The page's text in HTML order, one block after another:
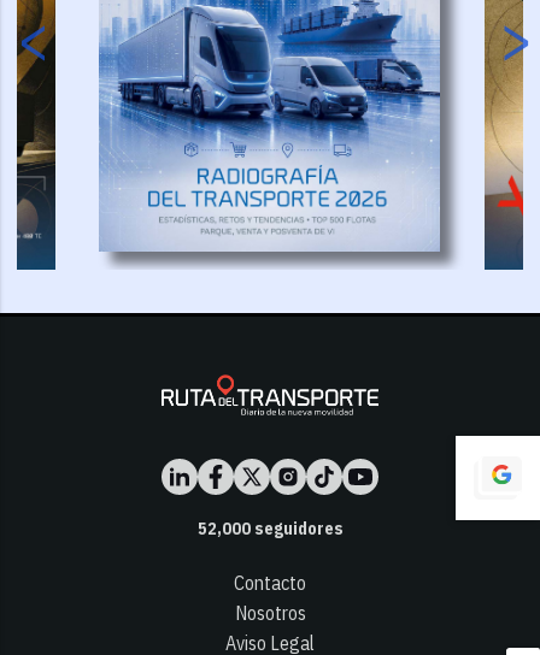
52,000seguidores
Contacto
Nosotros
Aviso Legal